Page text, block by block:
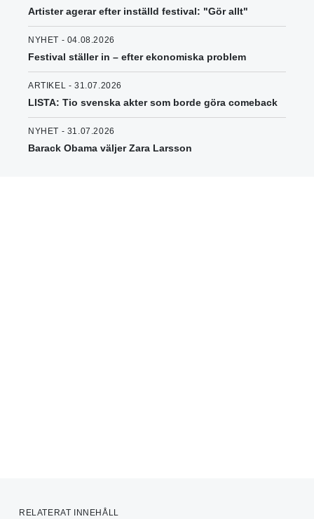
Artister agerar efter inställd festival: "Gör allt"
NYHET - 04.08.2026
Festival ställer in – efter ekonomiska problem
ARTIKEL - 31.07.2026
LISTA: Tio svenska akter som borde göra comeback
NYHET - 31.07.2026
Barack Obama väljer Zara Larsson
RELATERAT INNEHÅLL